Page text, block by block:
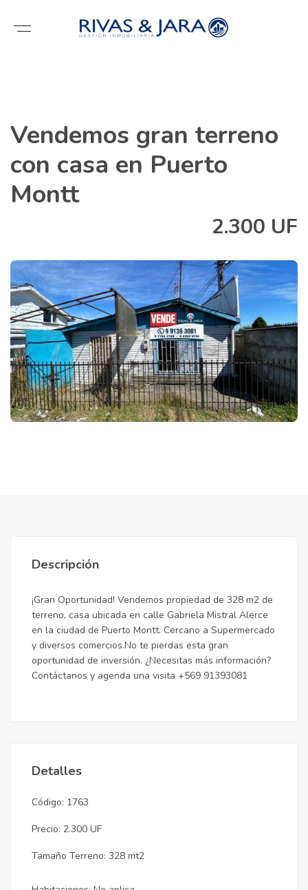
Vendemos gran terreno
con casa en Puerto
Montt
2.300 UF
Descripción
¡Gran Oportunidad! Vendemos propiedad de 328 m2 de
terreno, casa ubicada en calle Gabriela Mistral Alerce
en la ciudad de Puerto Montt. Cercano a Supermercado
y diversos comercios.No te pierdas esta gran
oportunidad de inversión. ¿Necesitas más información?
Contáctanos y agenda una visita +569 91393081
Detalles
Código: 1763
Precio: 2.300 UF
Tamaño Terreno: 328 mt2